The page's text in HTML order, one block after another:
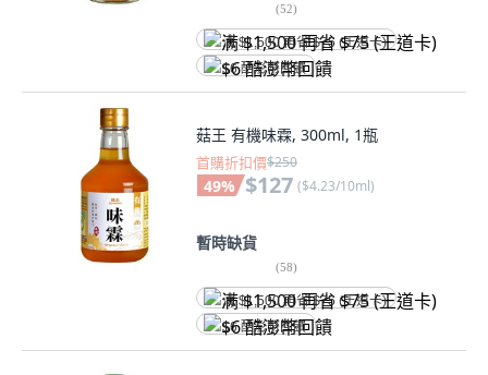
(52)
满 $1,500 再省 $75 (王道卡)
$6 酷澎幣回饋
菇王 有機味霖, 300ml, 1瓶
首購折扣價$250
49% $127 ($4.23/10ml)
暫時缺貨
(58)
满 $1,500 再省 $75 (王道卡)
$6 酷澎幣回饋